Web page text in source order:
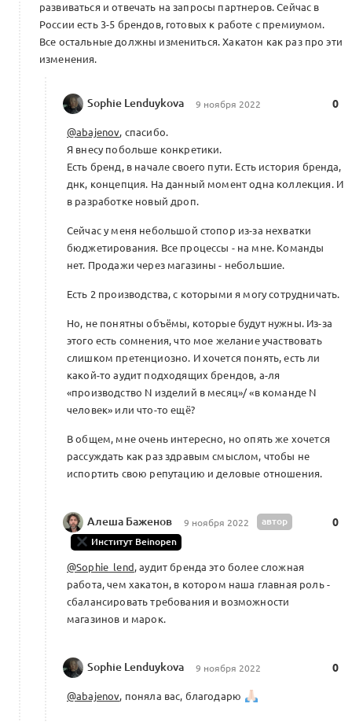
Агентство Beinopen по работе
с ритейлерами, марками
0 комментариев
Планы на лето
1
0 комментариев
Маркетинговая кампания по сегментам
0 комментариев
0
0 комментариев
развиваться и отвечать на запросы партнеров. Сейчас в
России есть 3-5 брендов, готовых к работе с премиумом.
Все остальные должны измениться. Хакатон как раз про эти
изменения.
Sophie Lenduykova 9 ноября 2022 0
@abajenov, спасибо.
Я внесу побольше конкретики.
Есть бренд, в начале своего пути. Есть история бренда,
днк, концепция. На данный момент одна коллекция. И
в разработке новый дроп.
Сейчас у меня небольшой стопор из-за нехватки
бюджетирования. Все процессы - на мне. Команды
нет. Продажи через магазины - небольшие.
Есть 2 производства, с которыми я могу сотрудничать.
Но, не понятны объёмы, которые будут нужны. Из-за
этого есть сомнения, что мое желание участвовать
слишком претенциозно. И хочется понять, есть ли
какой-то аудит подходящих брендов, а-ля
«производство N изделий в месяц»/ «в команде N
человек» или что-то ещё?
В общем, мне очень интересно, но опять же хочется
рассуждать как раз здравым смыслом, чтобы не
испортить свою репутацию и деловые отношения.
Алеша Баженов 9 ноября 2022
автор
Институт Beinopen
0
@Sophie_lend, аудит бренда это более сложная
работа, чем хакатон, в котором наша главная роль -
сбалансировать требования и возможности
магазинов и марок.
Sophie Lenduykova 9 ноября 2022 0
@abajenov, поняла вас, благодарю